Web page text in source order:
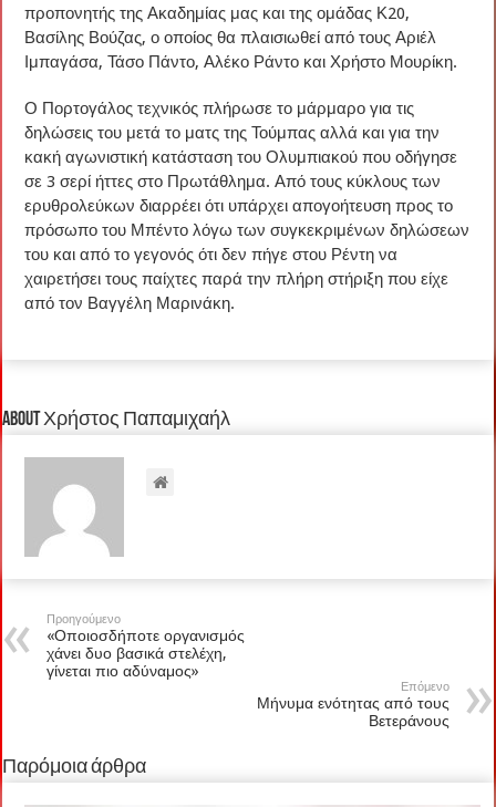
προπονητής της Ακαδημίας μας και της ομάδας Κ20,
Βασίλης Βούζας, ο οποίος θα πλαισιωθεί από τους Αριέλ
Ιμπαγάσα, Τάσο Πάντο, Αλέκο Ράντο και Χρήστο Μουρίκη.
Ο Πορτογάλος τεχνικός πλήρωσε το μάρμαρο για τις
δηλώσεις του μετά το ματς της Τούμπας αλλά και για την
κακή αγωνιστική κατάσταση του Ολυμπιακού που οδήγησε
σε 3 σερί ήττες στο Πρωτάθλημα. Από τους κύκλους των
ερυθρολεύκων διαρρέει ότι υπάρχει απογοήτευση προς το
πρόσωπο του Μπέντο λόγω των συγκεκριμένων δηλώσεων
του και από το γεγονός ότι δεν πήγε στου Ρέντη να
χαιρετήσει τους παίχτες παρά την πλήρη στήριξη που είχε
από τον Βαγγέλη Μαρινάκη.
About Χρήστος Παπαμιχαήλ
Προηγούμενο
«Οποιοσδήποτε οργανισμός
χάνει δυο βασικά στελέχη,
γίνεται πιο αδύναμος»
Επόμενο
Μήνυμα ενότητας από τους
Βετεράνους
Παρόμοια άρθρα